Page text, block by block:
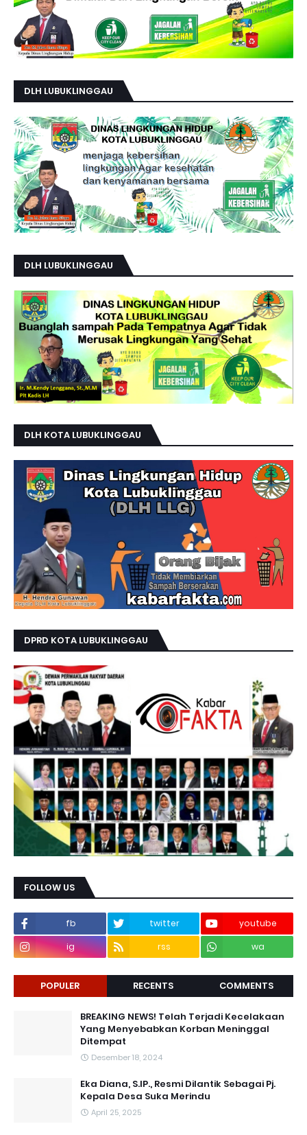
DLH LUBUKLINGGAU
DLH LUBUKLINGGAU
DLH KOTA LUBUKLINGGAU
DPRD KOTA LUBUKLINGGAU
FOLLOW US
fb twitter
youtube
ig
rss wa
POPULER RECENTS COMMENTS
BREAKING NEWS! Telah Terjadi Kecelakaan
Yang Menyebabkan Korban Meninggal
Ditempat
Desember 18, 2024
Eka Diana, S.IP., Resmi Dilantik Sebagai Pj.
Kepala Desa Suka Merindu
April 25, 2025